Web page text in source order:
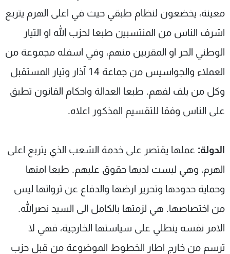
معينة، يخضعون لنظام طبقي حيث في اعلى الهرم يتربع
اشرف الناس من المنتسبين طبعا لحزب الله او التيار
الوطني الحر او المقربين منهم، وفي اسفله مجموعة من
العملاء والجواسيس من جماعة 14 آذار وتيار المستقبل
وكل من يلف لفهم. طبعا العدالة واحكام القانون تطبق
على الناس وفقا للتقسيم المذكور اعلاه.
الدولة: عملها يقتصر على خدمة الشعب الذي يتربع اعلى
الهرم، وهي ليست لديها حقوق عليهم. طبعا امنها
وحماية حدودها وتحرير ارضها والدفاع عن ثرواتها ليس
من اختصاصها. هي لزمتها بالكامل الى السيد نصرالله.
الامر نفسه ينطلي على سياستها الخارجية، فهي لا
ترسم من خارج اطار الخطوط الموضوعة من قبل حزب